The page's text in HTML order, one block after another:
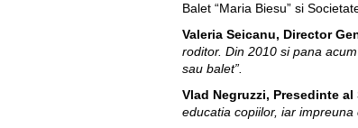
Balet “Maria Biesu” si
Valeria Seicanu, Director
roditor. Din 2010 si pana
sau balet”.
Vlad Negruzzi, Presedinte
educatia copiilor, iar impreuna